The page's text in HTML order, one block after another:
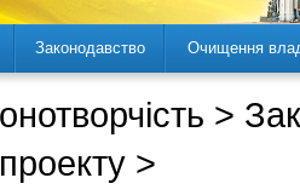
Законодавство Очищення
>
>